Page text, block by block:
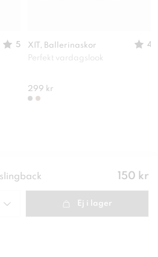
5
XIT, Ballerinaskor
4
Perfekt vardagslook
299 kr
Pris:
150 kr
Ej i lager